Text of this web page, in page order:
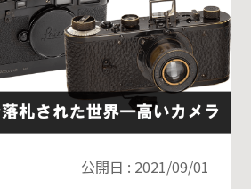
公開日 : 2021/09/01